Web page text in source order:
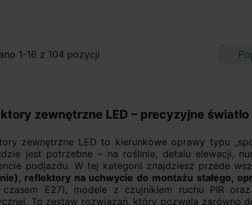
1-16 z 104 pozycji
zewnętrzne LED – precyzyjne
zewnętrzne LED to kierunkowe oprawy typu
jest potrzebne – na roślinie, detalu elewacji,
podjazdu. W tej kategorii znajdziesz przede
reflektory na uchwycie do montażu stałego,
czasem E27), modele z czujnikiem ruchu PIR oraz
To zestaw rozwiązań, który pozwala zarówno